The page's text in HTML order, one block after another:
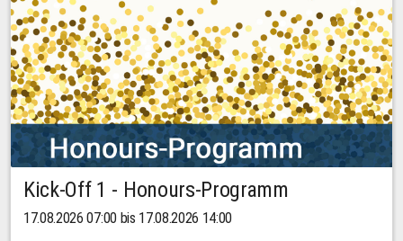
Kick-Off 1 - Honours-Programm
17.08.2026 07:00 bis 17.08.2026 14:00